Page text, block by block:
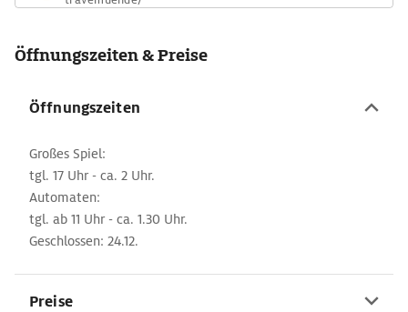
Öffnungszeiten & Preise
Öffnungszeiten
Großes Spiel:
tgl. 17 Uhr - ca. 2 Uhr.
Automaten:
tgl. ab 11 Uhr - ca. 1.30 Uhr.
Geschlossen: 24.12.
Preise